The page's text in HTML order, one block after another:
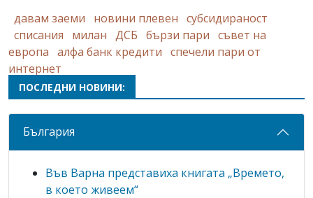
давам заеми новини плевен субсидираност
списания
милан ДСБ бързи пари съвет на
европа алфа банк кредити спечели пари от
интернет
ПОСЛЕДНИ НОВИНИ:
България
Във Варна представиха книгата „Времето,
в което живеем“